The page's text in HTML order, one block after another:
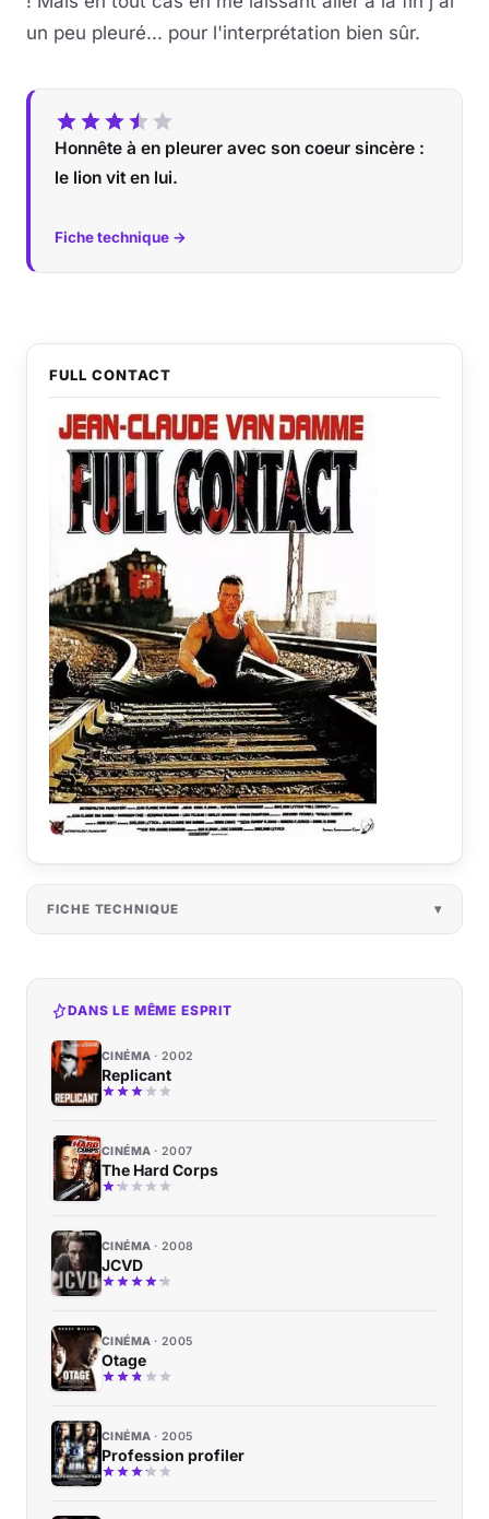
un peu pleuré... pour l'interprétation bien sûr.
Honnête à en pleurer avec son coeur sincère :
le lion vit en lui.
Fiche technique →
FULL CONTACT
FICHE TECHNIQUE
DANS LE MÊME ESPRIT
CINÉMA 2002
Replicant
CINÉMA 2007
The Hard Corps
CINÉMA 2008
JCVD
CINÉMA 2005
Otage
CINÉMA 2005
Profession profiler